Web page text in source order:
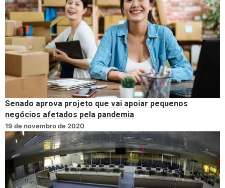
Senado aprova projeto que vai apoiar pequenos
negócios afetados pela pandemia
19 de novembro de 2020